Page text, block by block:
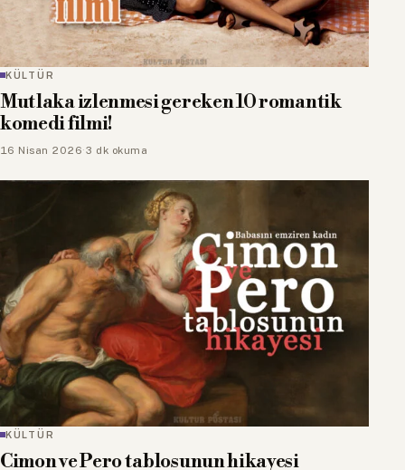
KÜLTÜR
Mutlaka izlenmesi gereken 10 romantik
komedi filmi!
16 Nisan 2026·3 dk okuma
KÜLTÜR
Cimon ve Pero tablosunun hikayesi